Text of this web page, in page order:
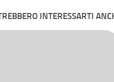
INTERESSARTI